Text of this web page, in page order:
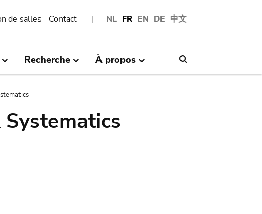
NL FR EN DE 中文
de salles Contact
Recherche À propos